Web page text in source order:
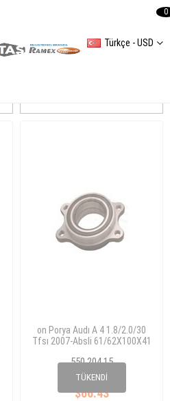
Türkçe - USD
0
TÜKENDI
on Porya Audı A 4 1.8/2.0/30
Tfsı 2007-Absli 61/62X100X41
550 204 15
$66.43
8K0 598 625